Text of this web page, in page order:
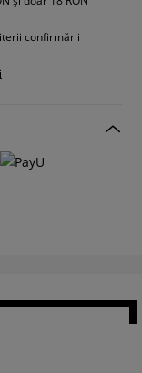
confirmării